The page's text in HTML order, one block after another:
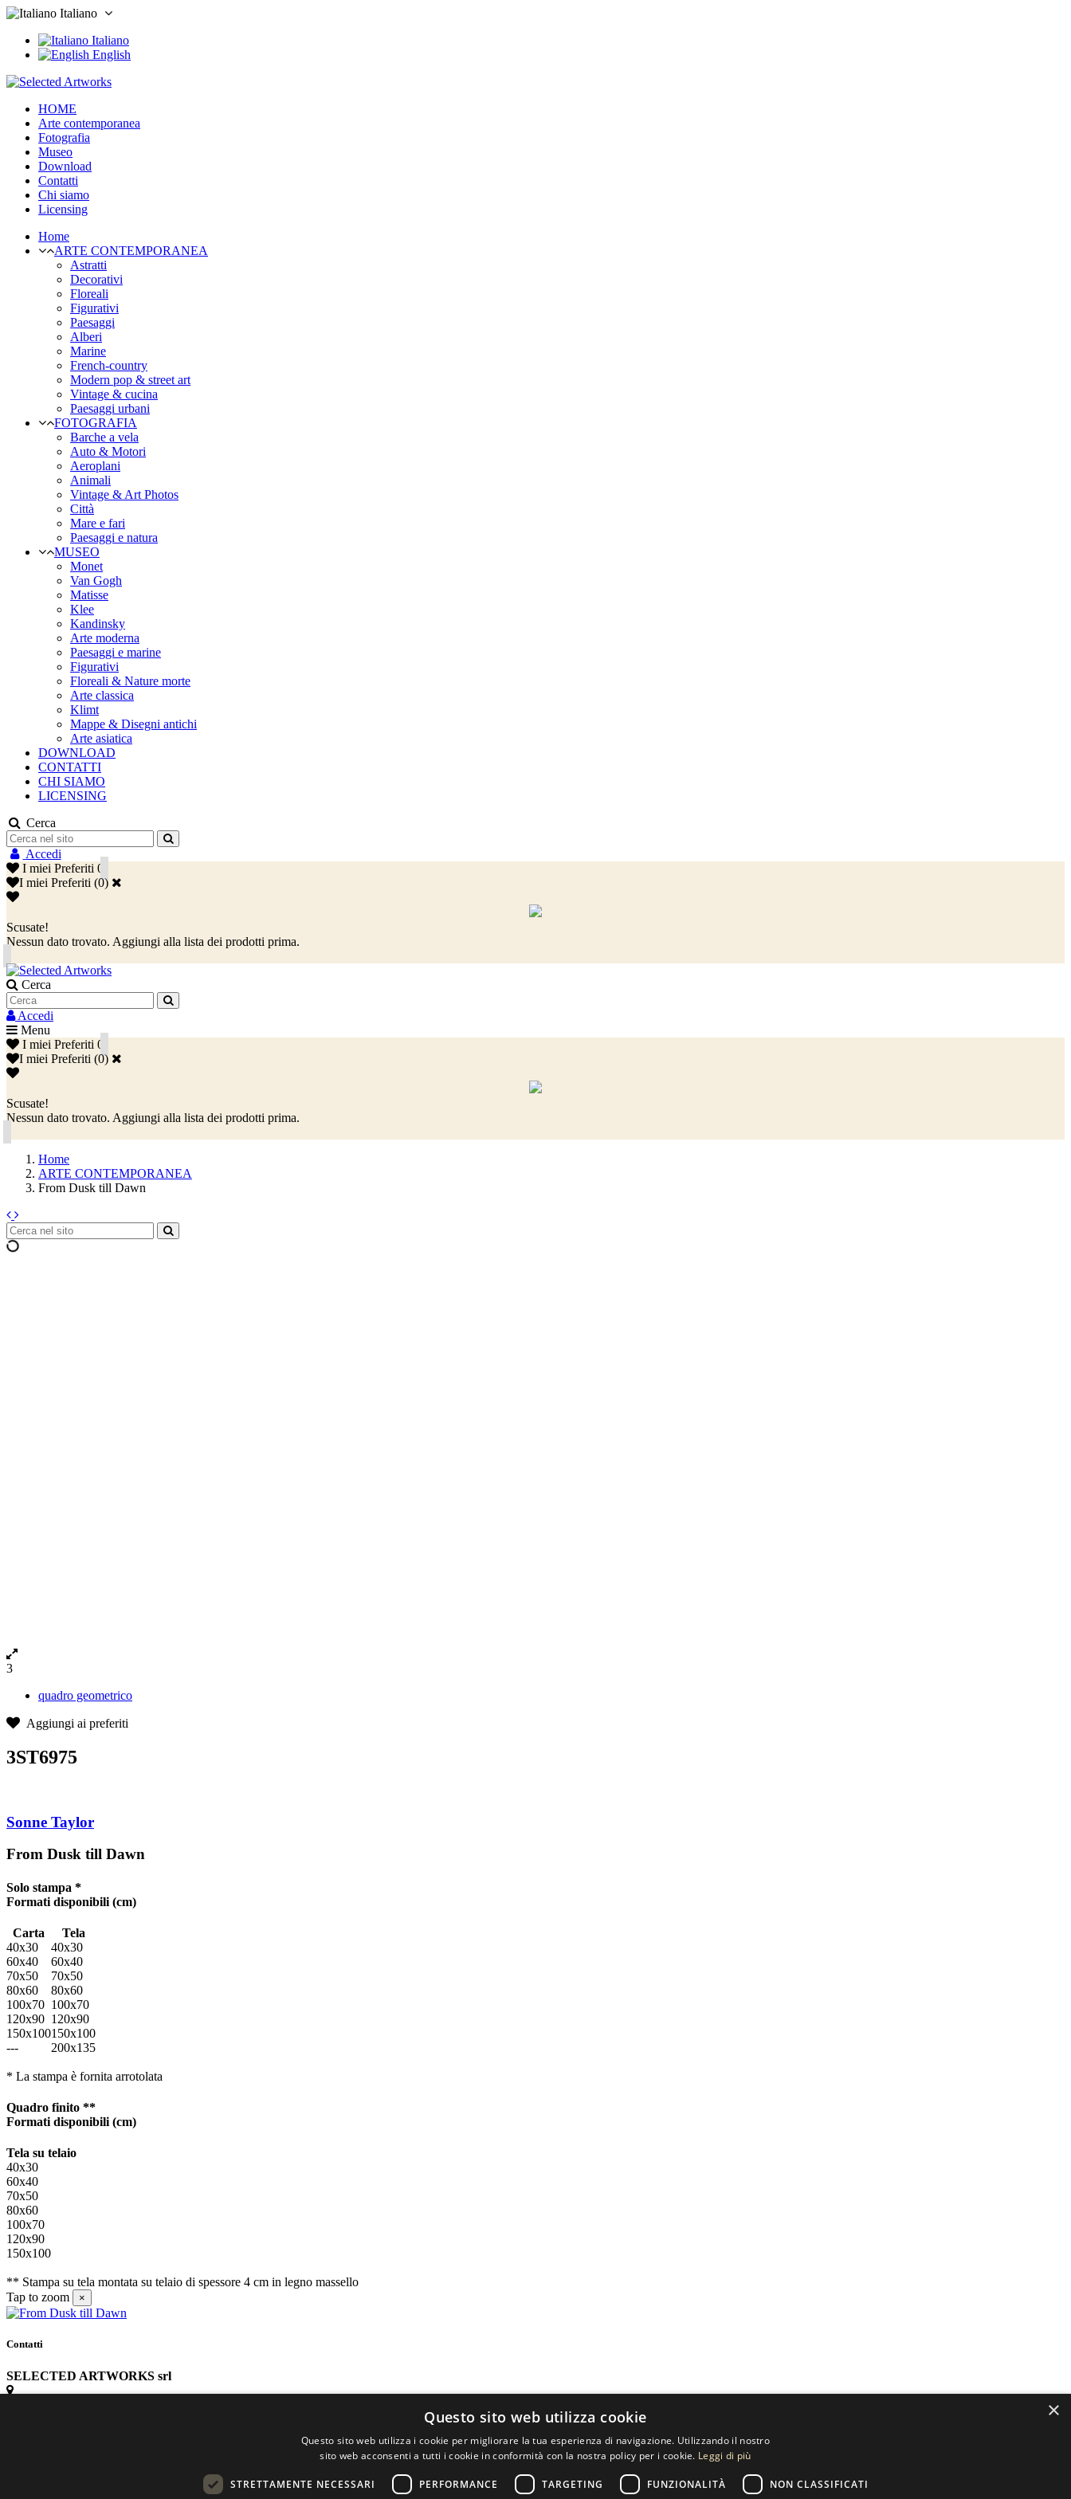
Italiano
Italiano
English
HOME
Arte contemporanea
Fotografia
Museo
Download
Contatti
Chi siamo
Licensing
Home
ARTE CONTEMPORANEA
Astratti
Decorativi
Floreali
Figurativi
Paesaggi
Alberi
Marine
French-country
Modern pop & street art
Vintage & cucina
Paesaggi urbani
FOTOGRAFIA
Barche a vela
Auto & Motori
Aeroplani
Animali
Vintage & Art Photos
Città
Mare e fari
Paesaggi e natura
MUSEO
Monet
Van Gogh
Matisse
Klee
Kandinsky
Arte moderna
Paesaggi e marine
Figurativi
Floreali & Nature morte
Arte classica
Klimt
Mappe & Disegni antichi
Arte asiatica
DOWNLOAD
CONTATTI
CHI SIAMO
LICENSING
Cerca
Accedi
I miei Preferiti 0
I miei Preferiti (0)
Scusate!
Nessun dato trovato. Aggiungi alla lista dei prodotti prima.
Cerca
Accedi
Menu
I miei Preferiti 0
I miei Preferiti (0)
Scusate!
Nessun dato trovato. Aggiungi alla lista dei prodotti prima.
Home
ARTE CONTEMPORANEA
From Dusk till Dawn
3
quadro geometrico
Aggiungi ai preferiti
3ST6975
Sonne Taylor
From Dusk till Dawn
Solo stampa *
Formati disponibili (cm)
Carta
Tela
40x30
40x30
60x40
60x40
70x50
70x50
80x60
80x60
100x70 100x70
120x90 120x90
150x100150x100
---
200x135
* La stampa è fornita arrotolata
Quadro finito **
Formati disponibili (cm)
Tela su telaio
40x30
60x40
70x50
80x60
100x70
120x90
150x100
** Stampa su tela montata su telaio di spessore 4 cm in legno massello
Tap to zoom
×
Contatti
SELECTED ARTWORKS srl
×
Questo sito web utilizza cookie
Questo sito web utilizza i cookie per migliorare la tua esperienza di navigazione. Utilizzando il nostro
sito web acconsenti a tutti i cookie in conformità con la nostra policy per i cookie. Leggi di più
STRETTAMENTE NECESSARI PERFORMANCE TARGETING FUNZIONALITÀ NON CLASSIFICATI